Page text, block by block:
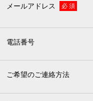
メールアドレス 必 須
電話番号
ご希望のご連絡方法